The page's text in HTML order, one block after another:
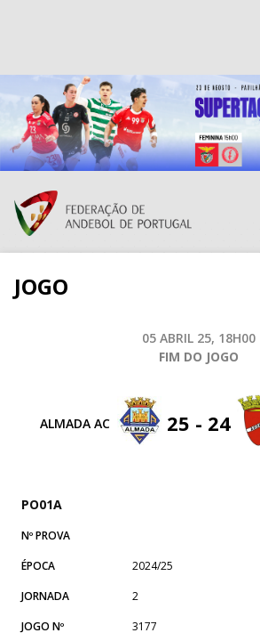
Resultados Andebol
Federação de Andebol de Portugal
Grátis - Disponivel na Play Store
JOGO
05 ABRIL 25, 18H00
FIM DO JOGO
ALMADA AC 25 - 24
PO01A
Nº PROVA
ÉPOCA
2024/25
JORNADA
2
JOGO Nº
3177